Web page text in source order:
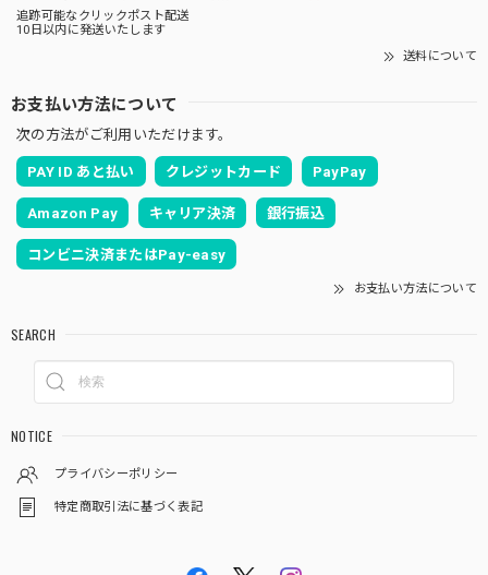
追跡可能なクリックポスト配送
10日以内に発送いたします
送料について
お支払い方法について
次の方法がご利用いただけます。
PAY ID あと払い クレジットカード PayPay
Amazon Pay キャリア決済 銀行振込
コンビニ決済またはPay-easy
お支払い方法について
SEARCH
NOTICE
プライバシーポリシー
特定商取引法に基づく表記